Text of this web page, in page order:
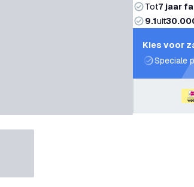
Tot7 jaar
9.1uit
Kies voor
Speciale